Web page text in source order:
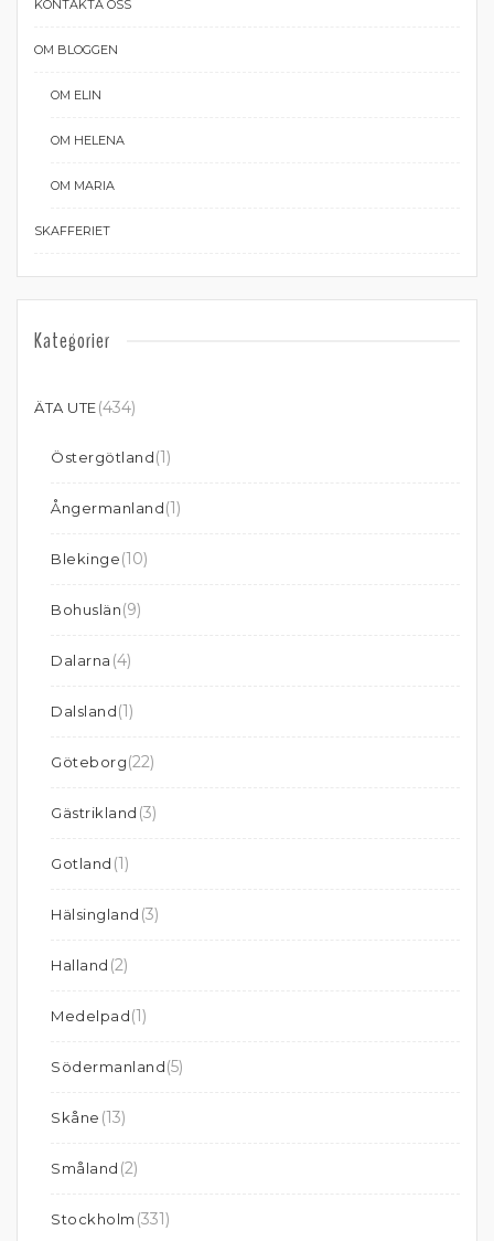
KONTAKTA OSS
OM BLOGGEN
OM ELIN
OM HELENA
OM MARIA
SKAFFERIET
Kategorier
ÄTA UTE(434)
Östergötland(1)
Ångermanland(1)
Blekinge(10)
Bohuslän(9)
Dalarna (4)
Dalsland(1)
Göteborg(22)
Gästrikland (3)
Gotland (1)
Hälsingland (3)
Halland (2)
Medelpad(1)
Södermanland(5)
Skåne (13)
Småland (2)
Stockholm (331)